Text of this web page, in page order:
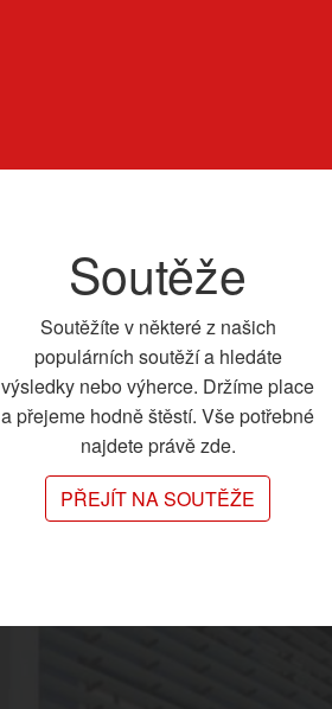
Soutěže
Soutěžíte v některé z našich
populárních soutěží a hledáte
výsledky nebo výherce. Držíme place
a přejeme hodně štěstí. Vše potřebné
najdete právě zde.
PŘEJÍT NA SOUTĚŽE